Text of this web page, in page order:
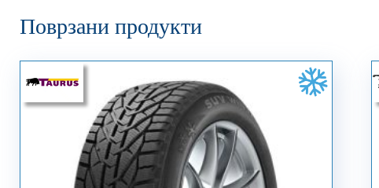
Поврзани продукти